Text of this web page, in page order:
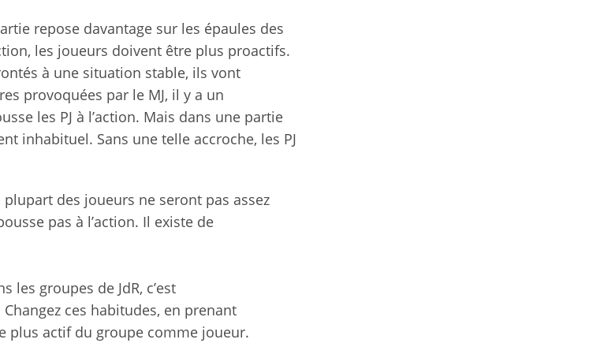
repose davantage sur les épaules des
les joueurs doivent être plus proactifs.
à une situation stable, ils vont
provoquées par le MJ, il y a un
les PJ à l’action. Mais dans une partie
inhabituel. Sans une telle accroche, les PJ
des joueurs ne seront pas assez
pas à l’action. Il existe de
groupes de JdR, c’est
ces habitudes, en prenant
plus actif du groupe comme joueur.